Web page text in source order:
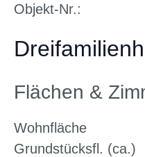
Objekt-Nr.
Flächen &
Wohnfläche
Grundstücksfl. (ca.)